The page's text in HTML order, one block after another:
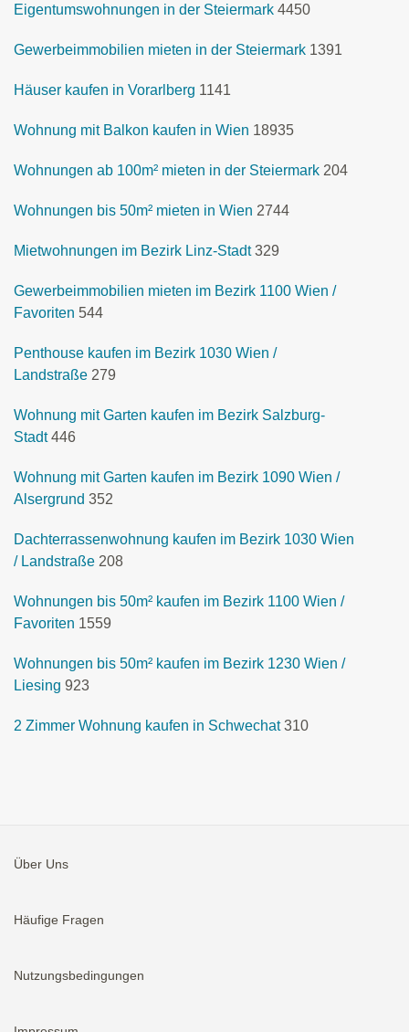
Eigentumswohnungen in der Steiermark 4450
Gewerbeimmobilien mieten in der Steiermark 1391
Häuser kaufen in Vorarlberg 1141
Wohnung mit Balkon kaufen in Wien 18935
Wohnungen ab 100m² mieten in der Steiermark 204
Wohnungen bis 50m² mieten in Wien 2744
Mietwohnungen im Bezirk Linz-Stadt 329
Gewerbeimmobilien mieten im Bezirk 1100 Wien /
Favoriten 544
Penthouse kaufen im Bezirk 1030 Wien /
Landstraße 279
Wohnung mit Garten kaufen im Bezirk Salzburg-
Stadt 446
Wohnung mit Garten kaufen im Bezirk 1090 Wien /
Alsergrund 352
Dachterrassenwohnung kaufen im Bezirk 1030 Wien
/ Landstraße 208
Wohnungen bis 50m² kaufen im Bezirk 1100 Wien /
Favoriten 1559
Wohnungen bis 50m² kaufen im Bezirk 1230 Wien /
Liesing 923
2 Zimmer Wohnung kaufen in Schwechat 310
Über Uns
Häufige Fragen
Nutzungsbedingungen